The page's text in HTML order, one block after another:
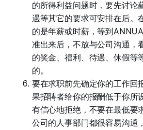
的所得利益问题时，要先讨论
遇等其它的要求可安排在后。
的是年薪或时薪，等到
准出来后，不放与公司沟通，
的奖金、福利、待遇、休假等
的。
要在求职前先确定你的工作回
果招聘者给你的报酬低于你所
有信心地拒绝，不要在最低要
公司的人事部门都很容易沟通